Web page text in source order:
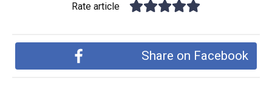
Rate article
Share on Facebook